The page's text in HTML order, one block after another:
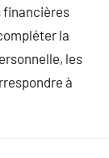
financières
la
les
à